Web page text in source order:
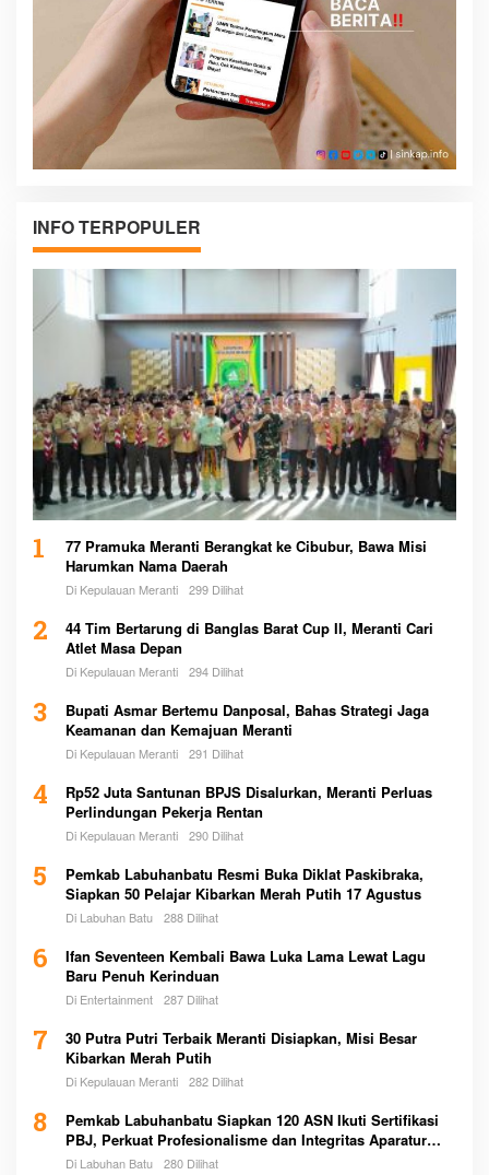
INFO TERPOPULER
1
77 Pramuka Meranti Berangkat ke Cibubur, Bawa Misi
Harumkan Nama Daerah
Di Kepulauan Meranti 299 Dilihat
2
44 Tim Bertarung di Banglas Barat Cup II, Meranti Cari
Atlet Masa Depan
Di Kepulauan Meranti 294 Dilihat
3
Bupati Asmar Bertemu Danposal, Bahas Strategi Jaga
Keamanan dan Kemajuan Meranti
Di Kepulauan Meranti 291 Dilihat
4
Rp52 Juta Santunan BPJS Disalurkan, Meranti Perluas
Perlindungan Pekerja Rentan
Di Kepulauan Meranti 290 Dilihat
5
Pemkab Labuhanbatu Resmi Buka Diklat Paskibraka,
Siapkan 50 Pelajar Kibarkan Merah Putih 17 Agustus
Di Labuhan Batu 288 Dilihat
6
Ifan Seventeen Kembali Bawa Luka Lama Lewat Lagu
Baru Penuh Kerinduan
Di Entertainment 287 Dilihat
7
30 Putra Putri Terbaik Meranti Disiapkan, Misi Besar
Kibarkan Merah Putih
Di Kepulauan Meranti 282 Dilihat
8
Pemkab Labuhanbatu Siapkan 120 ASN Ikuti Sertifikasi
PBJ, Perkuat Profesionalisme dan Integritas Aparatur
Pemerintah
Di Labuhan Batu 280 Dilihat